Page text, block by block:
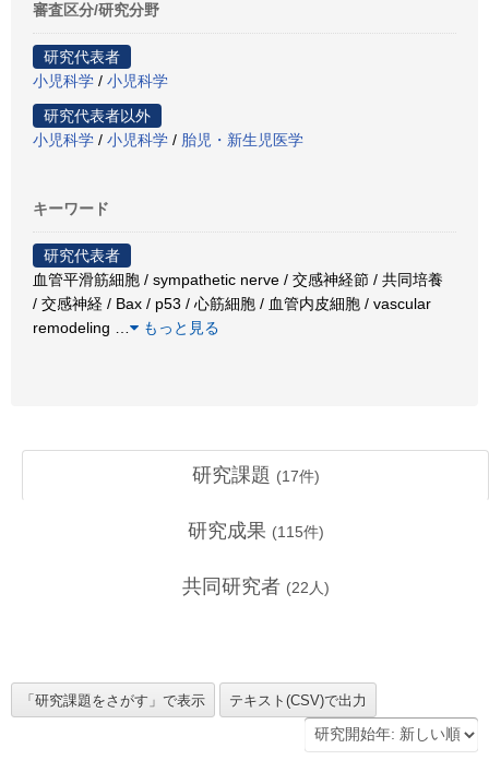
審査区分/研究分野
研究代表者
小児科学 / 小児科学
研究代表者以外
小児科学 / 小児科学 / 胎児・新生児医学
キーワード
研究代表者
血管平滑筋細胞 / sympathetic nerve / 交感神経節 / 共同培養
/ 交感神経 / Bax / p53 / 心筋細胞 / 血管内皮細胞 / vascular
remodeling
もっと見る
研究課題 (17件)
研究成果 (115件)
共同研究者 (22 人)